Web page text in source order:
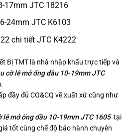
17mm JTC 18216
24mm JTC K6103
chi tiết JTC K4222
Bị TMT là nhà nhập khẩu trực tiếp và
cờ lê mở ống dầu 10-19mm JTC
đầy đủ CO&CQ về xuất xứ cũng như
lê mở ống dầu 10-19mm JTC 1605 tại
tốt cùng chế độ bảo hành chuyên